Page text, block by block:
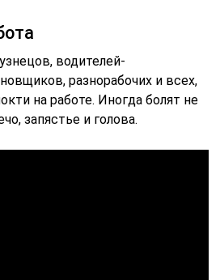
водителей-
разнорабочих и всех,
на работе. Иногда болят не
запястье и голова.